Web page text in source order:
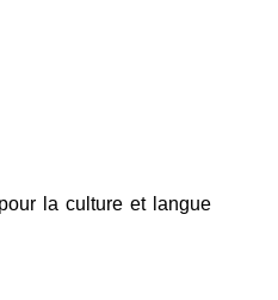
la culture et langue